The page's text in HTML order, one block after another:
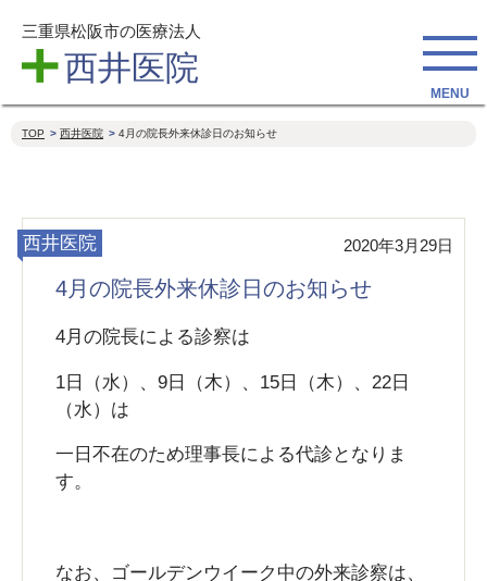
三重県松阪市の医療法人
西井医院
TOP 西井医院 4月の院長外来休診日のお知らせ
西井医院 2020年3月29日
4月の院長外来休診日のお知らせ
4月の院長による診察は
1日（水）、9日（木）、15日（木）、22日
（水）は
一日不在のため理事長による代診となりま
す。
なお、ゴールデンウイーク中の外来診察は、